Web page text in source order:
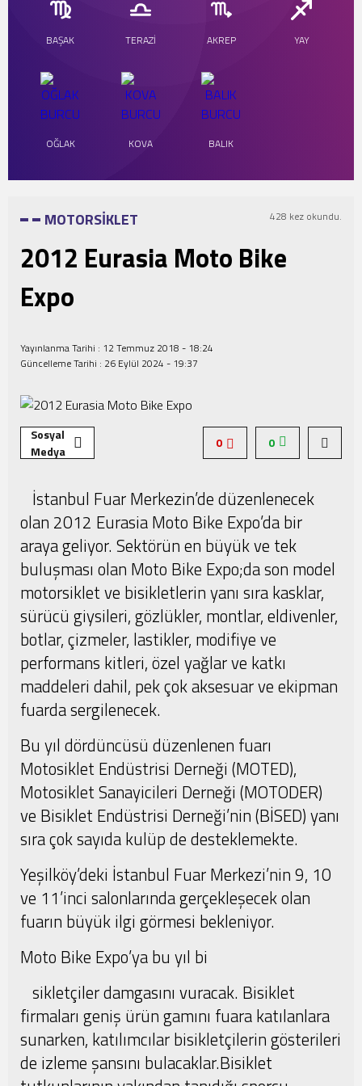
Şampiyonası Başlıyor!
BAŞAK TERAZİ AKREP YAY
OĞLAK KOVA BALIK
MOTORSİKLET 428 kez okundu.
2012 Eurasia Moto Bike
Expo
Yayınlanma Tarihi : 12 Temmuz 2018 - 18:24
Güncelleme Tarihi : 26 Eylül 2024 - 19:37
Sosyal
Medya
0
0
İstanbul Fuar Merkezin’de düzenlenecek
olan 2012 Eurasia Moto Bike Expo’da bir
araya geliyor. Sektörün en büyük ve tek
buluşması olan Moto Bike Expo;da son model
motorsiklet ve bisikletlerin yanı sıra kasklar,
sürücü giysileri, gözlükler, montlar, eldivenler,
botlar, çizmeler, lastikler, modifiye ve
performans kitleri, özel yağlar ve katkı
maddeleri dahil, pek çok aksesuar ve ekipman
fuarda sergilenecek.
Bu yıl dördüncüsü düzenlenen fuarı
Motosiklet Endüstrisi Derneği (MOTED),
Motosiklet Sanayicileri Derneği (MOTODER)
ve Bisiklet Endüstrisi Derneği’nin (BİSED) yanı
sıra çok sayıda kulüp de desteklemekte.
Yeşilköy’deki İstanbul Fuar Merkezi’nin 9, 10
ve 11’inci salonlarında gerçekleşecek olan
fuarın büyük ilgi görmesi bekleniyor.
Moto Bike Expo’ya bu yıl bi
sikletçiler damgasını vuracak. Bisiklet
firmaları geniş ürün gamını fuara katılanlara
sunarken, katılımcılar bisikletçilerin gösterileri
de izleme şansını bulacaklar.Bisiklet